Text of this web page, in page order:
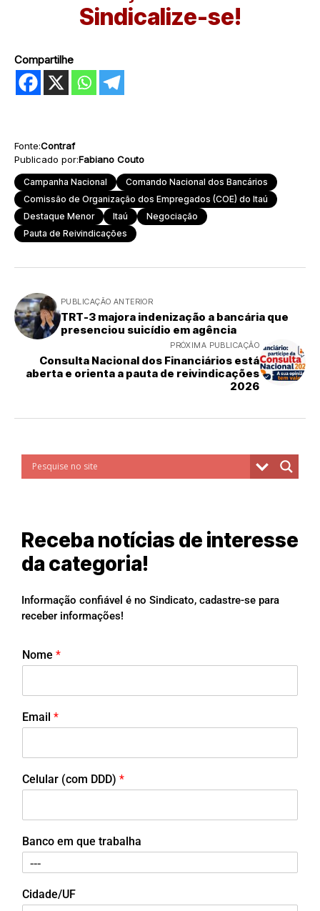
Sindicalize-se!
Compartilhe
Fonte:Contraf
Publicado por:Fabiano Couto
Campanha Nacional
Comando Nacional dos Bancários
Comissão de Organização dos Empregados (COE) do Itaú
Destaque Menor
Itaú
Negociação
Pauta de Reivindicações
PUBLICAÇÃO ANTERIOR
TRT-3 majora indenização a bancária que
presenciou suicídio em agência
PRÓXIMA PUBLICAÇÃO
Consulta Nacional dos Financiários está
aberta e orienta a pauta de reivindicações
2026
Receba notícias de interesse
da categoria!
Informação confiável é no Sindicato, cadastre-se para
receber informações!
Nome *
Email *
Celular (com DDD) *
Banco em que trabalha
Cidade/UF